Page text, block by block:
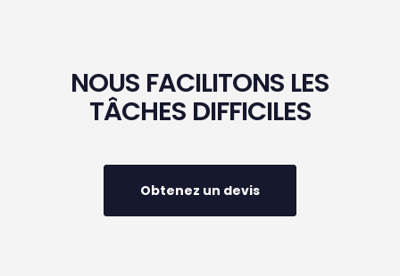
NOUS FACILITONS LES
TÂCHES DIFFICILES
Obtenez un devis